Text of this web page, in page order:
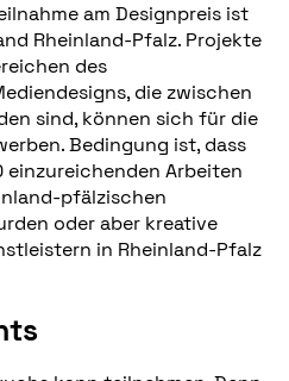
am Designpreis ist
Rheinland-Pfalz. Projekte
des
die zwischen
sind, können sich für die
Bedingung ist, dass
einzureichenden Arbeiten
pfälzischen
oder aber kreative
in Rheinland-Pfalz